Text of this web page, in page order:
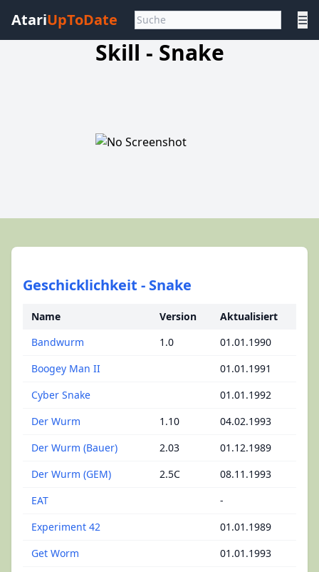
AtariUpToDate ☰
Skill - Snake
Geschicklichkeit - Snake
Name Version
Aktualisiert
Bandwurm
1.0
01.01.1990
Boogey Man II
01.01.1991
Cyber Snake
01.01.1992
Der Wurm
1.10
04.02.1993
Der Wurm (Bauer)
2.03
01.12.1989
Der Wurm (GEM)
2.5C
08.11.1993
EAT
-
Experiment 42
01.01.1989
Get Worm
01.01.1993